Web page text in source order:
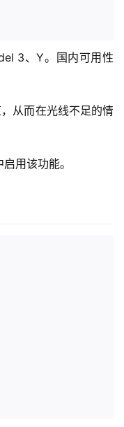
3、Y。国内可用性
从而在光线不足的情
用该功能。